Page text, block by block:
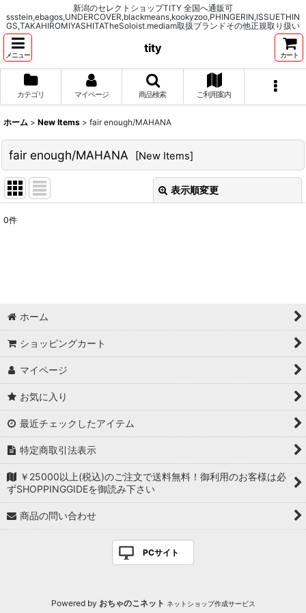
新潟のセレクトショップTITY 全国へ通販可
ssstein,ebagos,UNDERCOVER,blackmeans,kookyzoo,PHINGERIN,ISSUETHIN
GS,TAKAHIROMIYASHITATheSoloist.mediam取扱ブランドその他正規取り扱い
メニュー
tity
カート
カテゴリ マイページ 商品検索 ご利用案内
ホーム > New Items > fair enough/MAHANA
fair enough/MAHANA [New Items]
表示順変更
0件
ホーム
ショッピングカート
マイページ
お気に入り
最近チェックしたアイテム
特定商取引法表示
￥25000以上(税込)のご注文で送料無料！御利用のお客様は必
ずSHOPPINGGIDEを御読み下さい
商品の問い合わせ
PCサイト
Powered by おちゃのこネット ネットショップ作成サービス